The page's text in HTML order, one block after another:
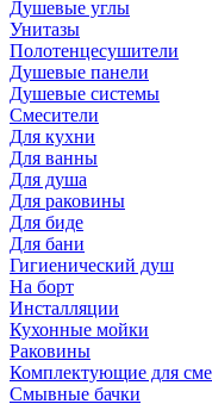
Душевые углы
Унитазы
Полотенцесушители
Душевые панели
Душевые системы
Смесители
Для кухни
Для ванны
Для душа
Для раковины
Для биде
Для бани
Гигиенический душ
На борт
Инсталляции
Кухонные мойки
Раковины
Комплектующие для
Смывные бачки